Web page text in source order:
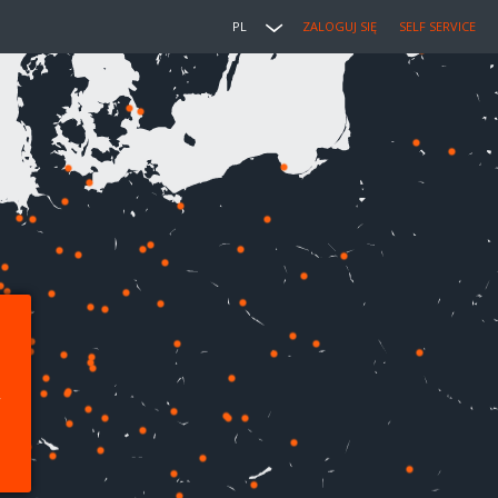
PL ZALOGUJ SIĘ SELF SERVICE